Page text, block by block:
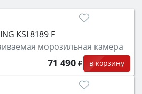
объём 50–70 л для семьи,
гриль, самоочистка,
KSI 8189 F
морозильная камера
71 490 в корзину